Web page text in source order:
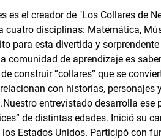
es el creador de "Los Collares de
cuatro disciplinas: Matemática,
para esta divertida y
comunidad de aprendizaje es
construir “collares” que se
con historias, personajes
entrevistado desarrolla ese
de distintas edades. Inició su
Estados Unidos. Participó con